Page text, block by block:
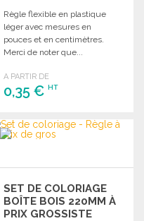
Règle flexible en plastique
léger avec mesures en
pouces et en centimètres.
Merci de noter que...
A PARTIR DE
0,35 €HT
COMMANDER
Demander un devis
SET DE COLORIAGE
BOÎTE BOIS 220MM À
PRIX GROSSISTE